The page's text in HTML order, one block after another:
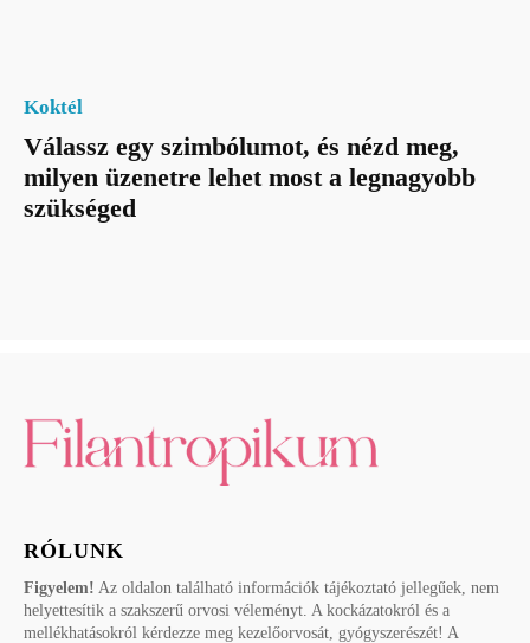
Koktél
Válassz egy szimbólumot, és nézd meg,
milyen üzenetre lehet most a legnagyobb
szükséged
RÓLUNK
Figyelem! Az oldalon található információk tájékoztató jellegűek, nem
helyettesítik a szakszerű orvosi véleményt. A kockázatokról és a
mellékhatásokról kérdezze meg kezelőorvosát, gyógyszerészét! A